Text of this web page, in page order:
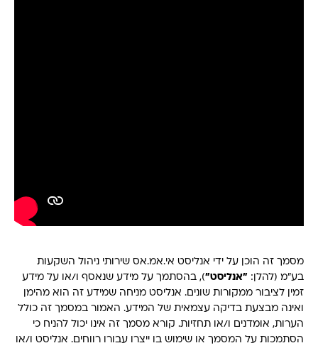
מסמך זה הוכן על ידי אנליסט אי.אמ.אס שירותי ניהול השקעות
בע"מ (להלן: "אנליסט"), בהסתמך על מידע שנאסף ו/או על מידע
זמין לציבור ממקורות שונים. אנליסט מניחה שמידע זה הוא מהימן
ואינה מבצעת בדיקה עצמאית של המידע. האמור במסמך זה כולל
הערות, אומדנים ו/או תחזיות. קורא מסמך זה אינו יכול להניח כי
הסתמכות על המסמך או שימוש בו ייצרו עבורו רווחים. אנליסט ו/או